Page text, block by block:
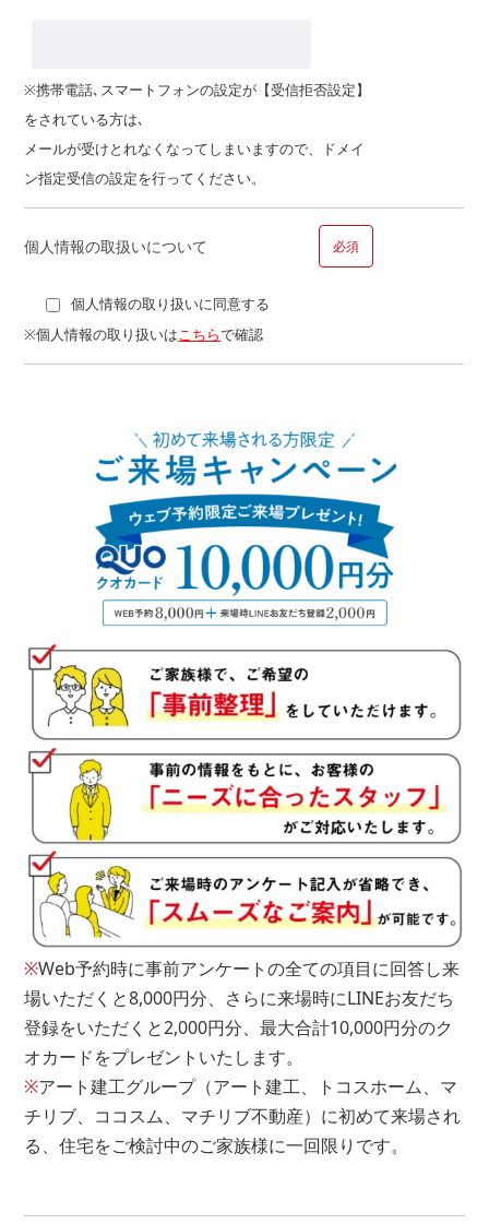
※携帯電話､スマートフォンの設定が【受信拒否設定】
をされている方は､
メールが受けとれなくなってしまいますので、ドメイ
ン指定受信の設定を行ってください。
個人情報の取扱いについて 必須
個人情報の取り扱いに同意する
※個人情報の取り扱いはこちらで確認
※Web予約時に事前アンケートの全ての項目に回答し来
場いただくと8,000円分、さらに来場時にLINEお友だち
登録をいただくと2,000円分、最大合計10,000円分のク
オカードをプレゼントいたします。
※アート建工グループ（アート建工、トコスホーム、マ
チリブ、ココスム、マチリブ不動産）に初めて来場され
る、住宅をご検討中のご家族様に一回限りです。
その他
勤務先
年
■問１５.現在の借り入れ状況についてお聞かせください
種類
その他
残金
円
※もし借り入れがあるとしても住宅ローンは組めます。
お気軽にご相談ください。